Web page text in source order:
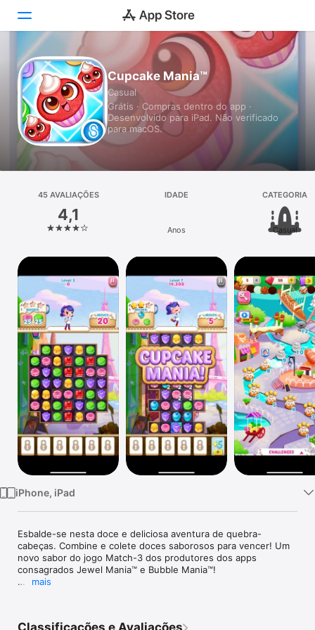
Hoje
Jogos
Apps
Arcade
Plataforma
iPhone
iPad
Mac
Watch
TV
Cupcake Mania™
Casual
Grátis · Compras dentro do app ·
Desenvolvido para iPad. Não verificado
para macOS.
45 AVALIAÇÕES
4,1
IDADE
Anos
CATEGORIA
Casual
iPhone, iPad
Esbalde-se nesta doce e deliciosa aventura de quebra-
cabeças. Combine e colete doces saborosos para vencer! Um
novo sabor do jogo Match-3 dos produtores dos apps
consagrados Jewel Mania™ e Bubble Mania™!
mais
Classificações e Avaliações